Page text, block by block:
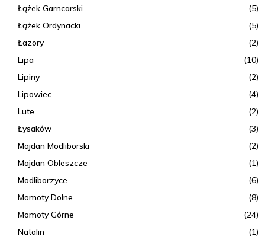
Łążek Garncarski
(5)
Łążek Ordynacki
(5)
Łazory
(2)
Lipa
(10)
Lipiny
(2)
Lipowiec
(4)
Lute
(2)
Łysaków
(3)
Majdan Modliborski
(2)
Majdan Obleszcze
(1)
Modliborzyce
(6)
Momoty Dolne
(8)
Momoty Górne
(24)
Natalin
(1)